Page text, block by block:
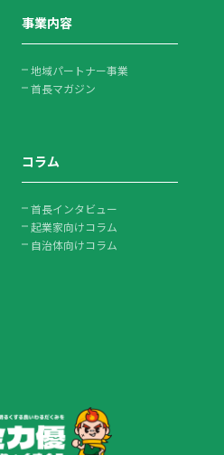
事業内容
地域パートナー事業
首長マガジン
コラム
首長インタビュー
起業家向けコラム
自治体向けコラム